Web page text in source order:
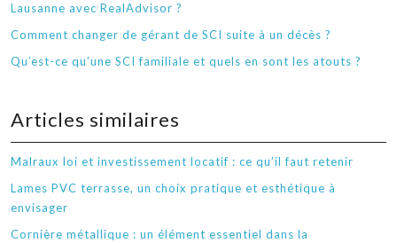
Lausanne avec RealAdvisor ?
Comment changer de gérant de SCI suite à un décès ?
Qu’est-ce qu’une SCI familiale et quels en sont les atouts ?
Articles similaires
Malraux loi et investissement locatif : ce qu’il faut retenir
Lames PVC terrasse, un choix pratique et esthétique à
envisager
Cornière métallique : un élément essentiel dans la